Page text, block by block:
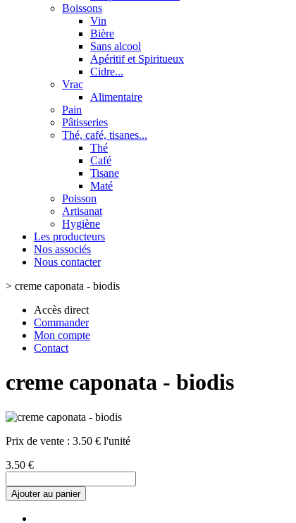
Boissons
Vin
Bière
Sans alcool
Apéritif et Spiritueux
Cidre...
Vrac
Alimentaire
Pain
Pâtisseries
Thé, café, tisanes...
Thé
Café
Tisane
Maté
Poisson
Artisanat
Hygiène
Les producteurs
Nos associés
Nous contacter
> creme caponata - biodis
Accès direct
Commander
Mon compte
Contact
creme caponata - biodis
Prix de vente : 3.50 € l'unité
3.50 €
Ajouter au panier